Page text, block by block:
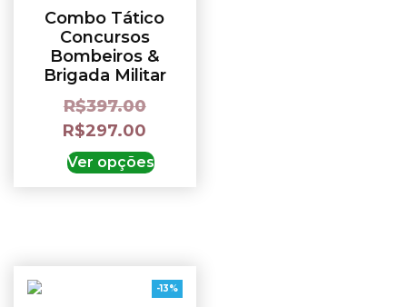
Combo Tático
Concursos
Bombeiros &
Brigada Militar
R$397.00
R$297.00
Ver opções
-13%